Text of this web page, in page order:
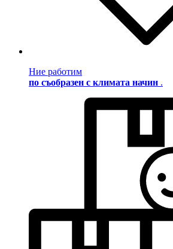
Ние работим
по съобразен с климата начин .